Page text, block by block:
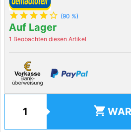
star star star star star_outline (90 %)
Auf Lager
1 Beobachten diesen Artikel
shopping_cart